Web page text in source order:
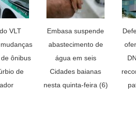
VLT
ônibus
de
Embasa suspende
abastecimento de
água em seis
Cidades baianas
nesta quinta-feira (6)